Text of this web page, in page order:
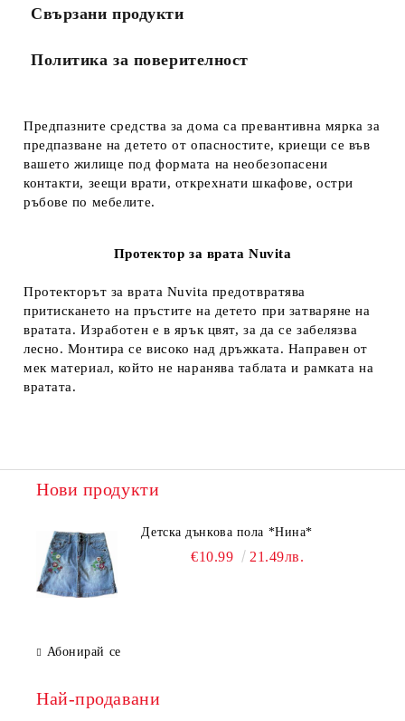
Свързани продукти
Политика за поверителност
Предпазните средства за дома са превантивна мярка за
предпазване на детето от опасностите, криещи се във
вашето жилище под формата на необезопасени
контакти, зеещи врати, открехнати шкафове, остри
ръбове по мебелите.
Протектор за врата Nuvita
Протекторът за врата Nuvita предотвратява
притискането на пръстите на детето при затваряне на
вратата. Изработен е в ярък цвят, за да се забелязва
лесно. Монтира се високо над дръжката. Направен от
мек материал, който не наранява таблата и рамката на
вратата.
Нови продукти
Детска дънкова пола *Нина*
€10.99 21.49лв.
Абонирай се
Най-продавани